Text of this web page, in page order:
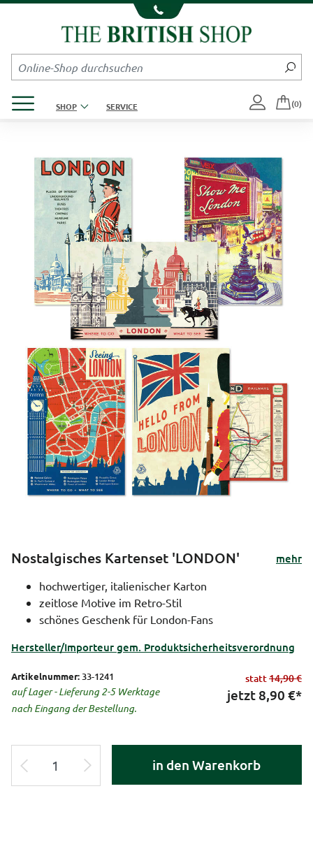
Kompletten Head der Seite überspringen
SHOP SERVICE (0)
Nostalgisches Kartenset 'LONDON'
mehr
hochwertiger, italienischer Karton
zeitlose Motive im Retro-Stil
schönes Geschenk für London-Fans
Hersteller/Importeur gem. Produktsicherheitsverordnung
Artikelnummer: 33-1241
auf Lager - Lieferung 2-5 Werktage
nach Eingang der Bestellung.
statt14,90 €
jetzt 8,90 €*
in den Warenkorb